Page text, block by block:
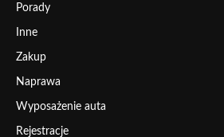
Porady
Inne
Zakup
Naprawa
Wyposażenie auta
Rejestracje